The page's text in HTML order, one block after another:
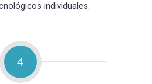
individuales.
4